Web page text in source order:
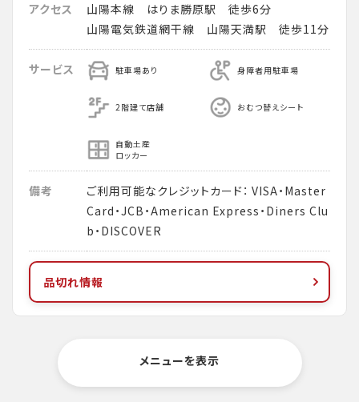
アクセス
山陽本線 はりま勝原駅 徒歩6分
山陽電気鉄道網干線 山陽天満駅 徒歩11分
サービス 駐車場あり 身障者用駐車場
2階建て店舗 おむつ替えシート
自動土産
ロッカー
備考
ご利用可能なクレジットカード： VISA・Master
Card・JCB・American Express・Diners Clu
b・DISCOVER
品切れ情報
メニューを表示